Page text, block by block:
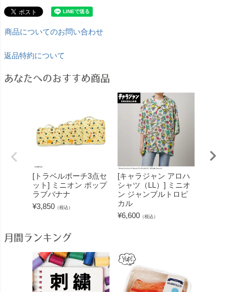
商品についてのお問い合わせ
返品特約について
あなたへのおすすめ商品
[トラベルポーチ3点セ
ット] ミニオン ポップ
ラブバナナ
¥3,850 （税込）
[キャラジャン アロハ
シャツ（LL）] ミニオ
ン ジャンブルトロピ
カル
¥6,600 （税込）
月間ランキング